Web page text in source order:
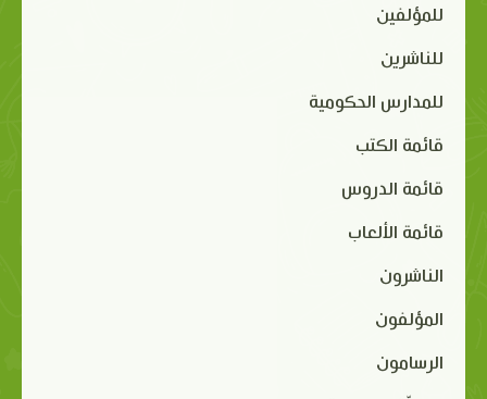
للمؤلفين
للناشرين
للمدارس الحكومية
قائمة الكتب
قائمة الدروس
قائمة الألعاب
الناشرون
المؤلفون
الرسامون